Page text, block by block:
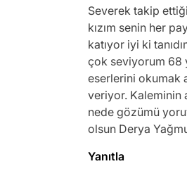
Severek takip
kızım senin her
katıyor iyi ki
çok seviyorum 68
eserlerini okumak
veriyor. Kaleminin
nede gözümü
olsun Derya
Yanıtla